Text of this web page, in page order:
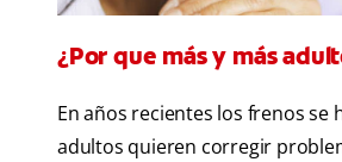
¿Por que más y más
En años recientes los frenos
adultos quieren corregir